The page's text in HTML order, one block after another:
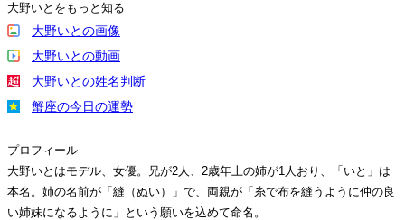
大野いとをもっと知る
大野いとの画像
大野いとの動画
大野いとの姓名判断
蟹座の今日の運勢
プロフィール
大野いとはモデル、女優。兄が2人、2歳年上の姉が1人おり、「いと」は
本名。姉の名前が「縫（ぬい）」で、両親が「糸で布を縫うように仲の良
い姉妹になるように」という願いを込めて命名。